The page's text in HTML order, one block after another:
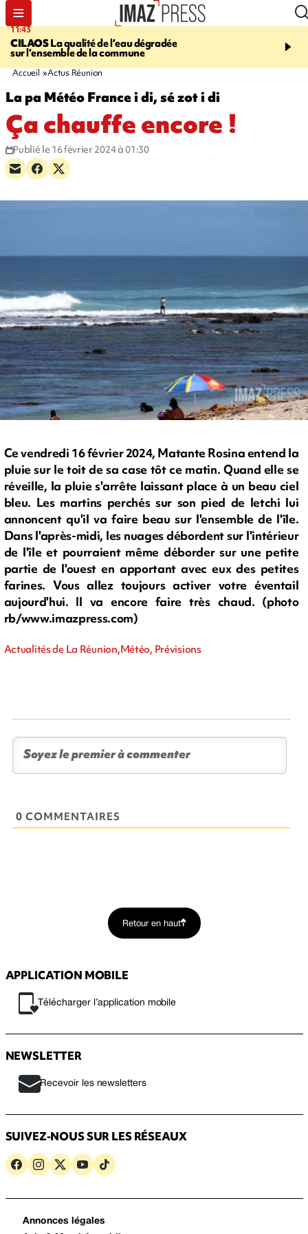
11:43
CILAOSLa qualité de l’eau dégradée
sur l’ensemble de la commune
12:20
Un
grands-parents puis
Accueil Actus Réunion
La pa Météo France i di, sé zot i di
Ça chauffe encore !
Publié le 16 février 2024 à 01:30
Ce vendredi 16 février 2024, Matante Rosina entend la
pluie sur le toit de sa case tôt ce matin. Quand elle se
réveille, la pluie s'arrête laissant place à un beau ciel
bleu. Les martins perchés sur son pied de letchi lui
annoncent qu'il va faire beau sur l'ensemble de l'île.
Dans l'après-midi, les nuages débordent sur l'intérieur
de l'île et pourraient même déborder sur une petite
partie de l'ouest en apportant avec eux des petites
farines. Vous allez toujours activer votre éventail
aujourd'hui. Il va encore faire très chaud. (photo
rb/www.imazpress.com)
Actualités de La Réunion,Météo, Prévisions
0 COMMENTAIRES
Retour en haut
APPLICATION MOBILE
Télécharger l’application mobile
NEWSLETTER
Recevoir les newsletters
SUIVEZ-NOUS SUR LES RÉSEAUX
Annonces légales